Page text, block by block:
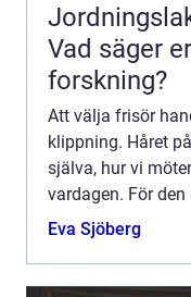
Vad säger
forskning?
Att välja frisör
klippning. Håret
själva, hur vi
vardagen. För
finns många
Eva Sjöberg